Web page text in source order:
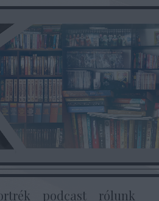
podcast rólunk